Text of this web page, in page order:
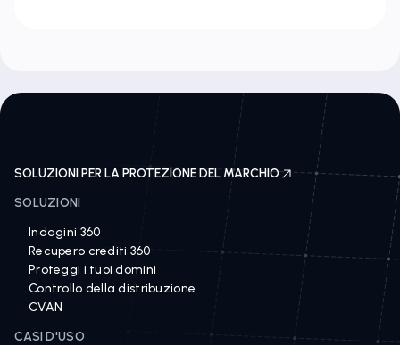
SOLUZIONI PER LA PROTEZIONE DEL MARCHIO
SOLUZIONI
Indagini 360
Recupero crediti 360
Proteggi i tuoi domini
Controllo della distribuzione
CVAN
CASI D'USO